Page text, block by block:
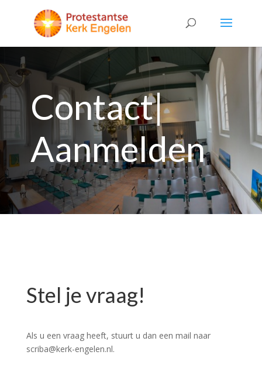
Contact|
Aanmelden
Stel je vraag!
Als u een vraag heeft, stuurt u dan een mail naar
scriba@kerk-engelen.nl.